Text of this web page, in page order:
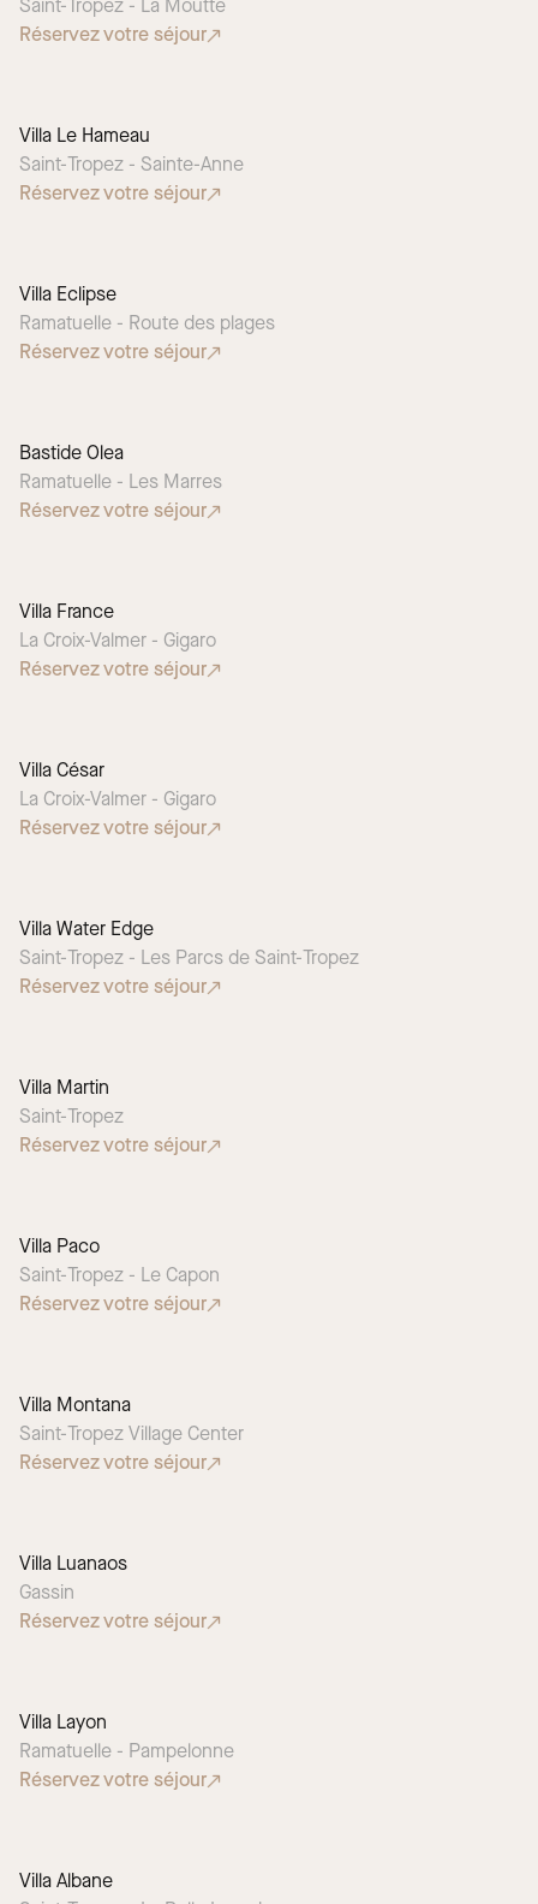
Saint-Tropez - La Moutte
Réservez votre séjour
Villa Le Hameau
Saint-Tropez - Sainte-Anne
Réservez votre séjour
Villa Eclipse
Ramatuelle - Route des plages
Réservez votre séjour
Bastide Olea
Ramatuelle - Les Marres
Réservez votre séjour
Villa France
La Croix-Valmer - Gigaro
Réservez votre séjour
Villa César
La Croix-Valmer - Gigaro
Réservez votre séjour
Villa Water Edge
Saint-Tropez - Les Parcs de Saint-Tropez
Réservez votre séjour
Villa Martin
Saint-Tropez
Réservez votre séjour
Villa Paco
Saint-Tropez - Le Capon
Réservez votre séjour
Villa Montana
Saint-Tropez Village Center
Réservez votre séjour
Villa Luanaos
Gassin
Réservez votre séjour
Villa Layon
Ramatuelle - Pampelonne
Réservez votre séjour
Villa Albane